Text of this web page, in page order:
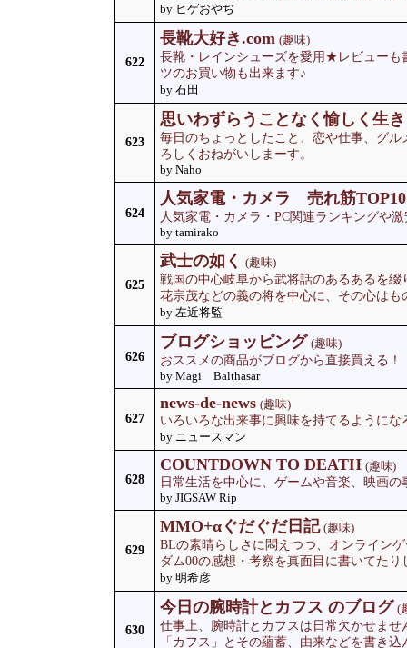
by ヒゲおやぢ
622
長靴大好き.com (趣味)
長靴・レインシューズを愛用★レビューも
ツのお買い物も出来ます♪
by 石田
623
思いわずらうことなく愉しく生
毎日のちょっとしたこと、恋や仕事、グ
ろしくおねがいしまーす。
by Naho
624
人気家電・カメラ 売れ筋
人気家電・カメラ・PC関連ランキングや
by tamirako
625
武士の如く (趣味)
戦国の中心岐阜から武将話のあるあるを
花宗茂などの義の将を中心に、その心はも
by 左近将監
626
ブログショッピング (趣味)
おススメの商品がブログから直接買える！
by Magi Balthasar
627
news-de-news (趣味)
いろいろな出来事に興味を持てるようにな
by ニュースマン
628
COUNTDOWN TO DEATH (趣味)
日常生活を中心に、ゲームや音楽、映画
by JIGSAW Rip
629
MMO+αぐだぐだ日記 (趣味)
BLの素晴らしさに悶えつつ、オンライン
ダム00の感想・考察を真面目に書いてた
by 明希彦
630
今日の腕時計とカフス のブログ (
仕事上、腕時計とカフスは日常欠かせま
「カフス」とその蘊蓄、由来などを書き込